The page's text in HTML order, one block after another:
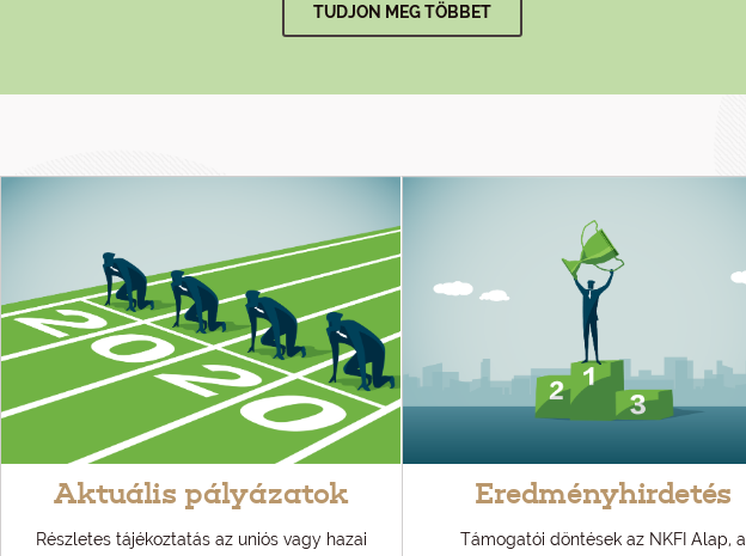
TUDJON MEG TÖBBET
Aktuális pályázatok
Részletes tájékoztatás az uniós vagy hazai
Eredményhirdetés
Támogatói döntések az NKFI Alap, a